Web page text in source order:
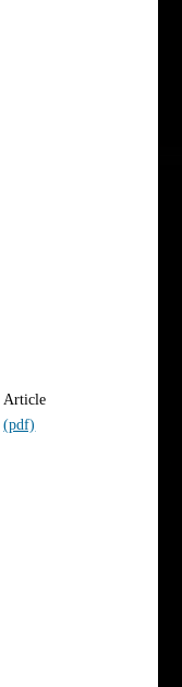
Article
(pdf)